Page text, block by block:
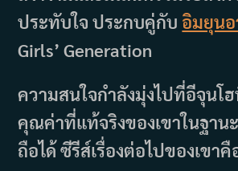
ประทับใจ ประกบคู่กับ อิมยุนอ
Girls’ Generation
ความสนใจกำลังมุ่งไปที่อีจุนโ
คุณค่าที่แท้จริงของเขาในฐาน
ถือได้ ซีรีส์เรื่องต่อไปของเขา